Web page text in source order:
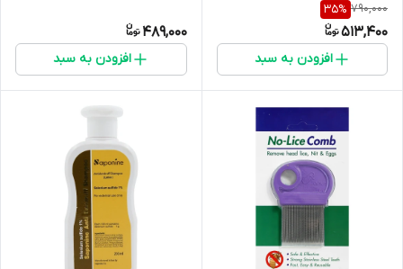
790,000
35%
513,400
افزودن به سبد
489,000
افزودن به سبد